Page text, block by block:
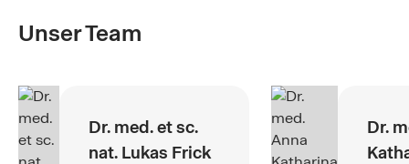
Unser Team
Dr. med. et sc.
nat. Lukas Frick
Dr.